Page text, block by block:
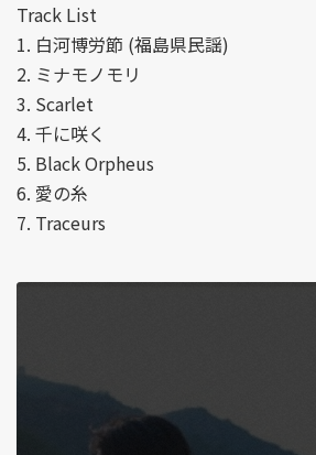
Track List
1. 白河博労節 (福島県民謡)
2. ミナモノモリ
3. Scarlet
4. 千に咲く
5. Black Orpheus
6. 愛の糸
7. Traceurs